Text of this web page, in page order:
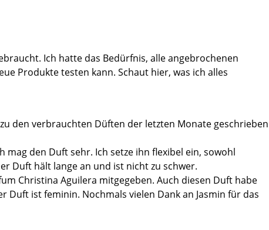
Ich hatte das Bedürfnis, alle angebrochenen
Produkte testen kann. Schaut hier, was ich alles
den verbrauchten Düften der letzten Monate geschrieben
den Duft sehr. Ich setze ihn flexibel ein, sowohl
Duft hält lange an und ist nicht zu schwer.
Christina Aguilera mitgegeben. Auch diesen Duft habe
Duft ist feminin. Nochmals vielen Dank an Jasmin für das